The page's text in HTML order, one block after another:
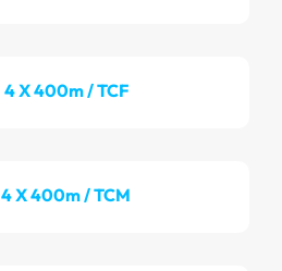
4 X 400m / TCF
4 X 400m / TCM